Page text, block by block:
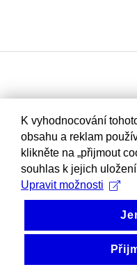
K vyhodnocování
obsahu a reklam
klikněte na „přijmout
souhlas k jejich
Upravit možnosti